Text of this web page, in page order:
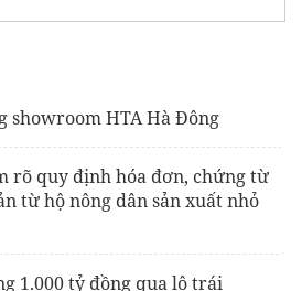
showroom HTA Hà Đông
rõ quy định hóa đơn, chứng từ
từ hộ nông dân sản xuất nhỏ
1.000 tỷ đồng qua lô trái